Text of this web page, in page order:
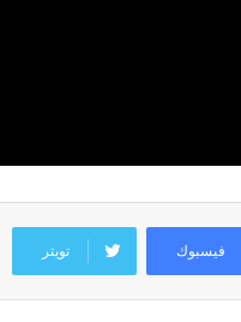
فيسبوك تويتر